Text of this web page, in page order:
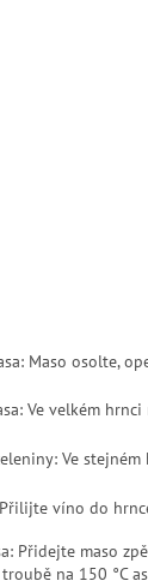
Maso osolte,
Ve velkém
Ve
víno do
Přidejte maso
na 150 °C